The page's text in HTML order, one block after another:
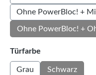
Ohne PowerBloc! +
Ohne PowerBloc! +
Türfarbe
Grau Schwarz